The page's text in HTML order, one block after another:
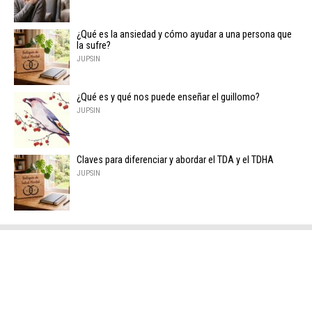
¿Qué es la ansiedad y cómo ayudar a una persona que
la sufre?
JUPSIN
¿Qué es y qué nos puede enseñar el guillomo?
JUPSIN
Claves para diferenciar y abordar el TDA y el TDHA
JUPSIN